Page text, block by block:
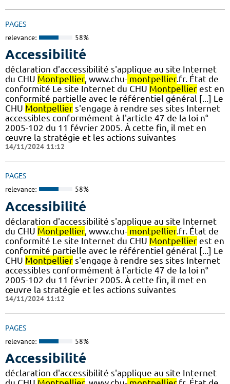
PAGES
relevance: 58%
Accessibilité
déclaration d'accessibilité s'applique au site Internet
du CHU Montpellier, www.chu- montpellier.fr. État de
conformité Le site Internet du CHU Montpellier est en
conformité partielle avec le référentiel général [...] Le
CHU Montpellier s'engage à rendre ses sites Internet
accessibles conformément à l'article 47 de la loi n°
2005-102 du 11 février 2005. À cette fin, il met en
œuvre la stratégie et les actions suivantes
14/11/2024 11:12
PAGES
relevance: 58%
Accessibilité
déclaration d'accessibilité s'applique au site Internet
du CHU Montpellier, www.chu- montpellier.fr. État de
conformité Le site Internet du CHU Montpellier est en
conformité partielle avec le référentiel général [...] Le
CHU Montpellier s'engage à rendre ses sites Internet
accessibles conformément à l'article 47 de la loi n°
2005-102 du 11 février 2005. À cette fin, il met en
œuvre la stratégie et les actions suivantes
14/11/2024 11:12
PAGES
relevance: 58%
Accessibilité
déclaration d'accessibilité s'applique au site Internet